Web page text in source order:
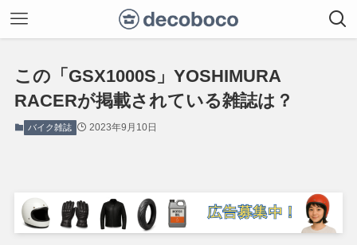
この「GSX1000S」YOSHIMURA
RACERが掲載されている雑誌は？
バイク雑誌 2023年9月10日